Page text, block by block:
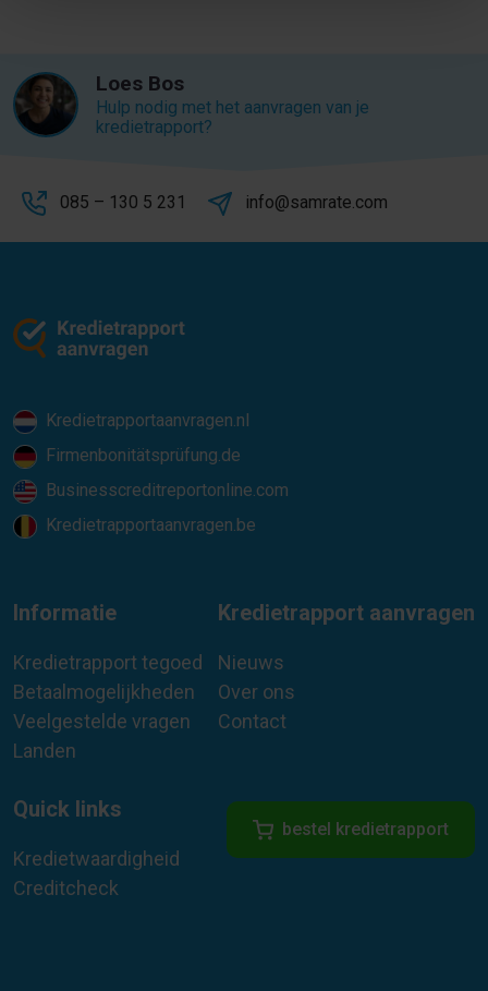
Loes Bos
Hulp nodig met het aanvragen van je
kredietrapport?
085 – 130 5 231 info@samrate.com
Kredietrapportaanvragen.nl
Firmenbonitätsprüfung.de
Businesscreditreportonline.com
Kredietrapportaanvragen.be
Informatie
Kredietrapport tegoed
Betaalmogelijkheden
Veelgestelde vragen
Landen
Kredietrapport aanvragen
Nieuws
Over ons
Contact
Quick links
Kredietwaardigheid
Creditcheck
bestel kredietrapport